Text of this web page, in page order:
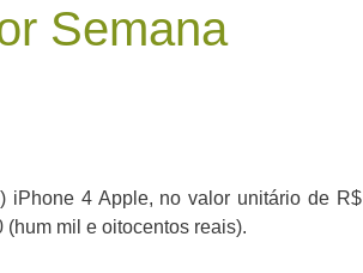
Semana
iPhone 4 Apple, no valor unitário de R$
(hum mil e oitocentos reais).